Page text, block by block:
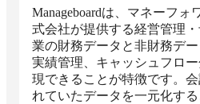
Manageboardは、マネーフ
式会社が提供する経営管理
業の財務データと非財務デ
実績管理、キャッシュフロ
現できることが特徴です。
れていたデータを一元化す